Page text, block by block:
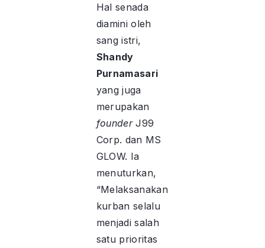
Hal senada
diamini oleh
sang istri,
Shandy
Purnamasari
yang juga
merupakan
founderJ99
Corp. dan MS
GLOW. Ia
menuturkan,
“Melaksanakan
kurban selalu
menjadi salah
satu prioritas